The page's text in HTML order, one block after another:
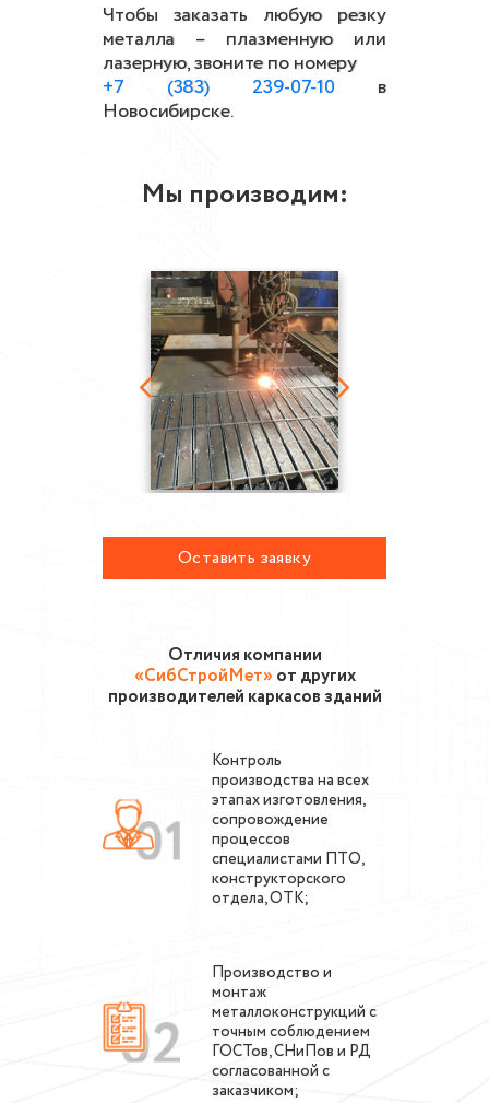
Чтобы заказать любую резку
металла – плазменную или
лазерную, звоните по номеру
+7 (383) 239-07-10 в
Новосибирске.
Мы производим:
Оставить заявку
Отличия компании
«СибСтройМет»от других
производителей каркасов зданий
Контроль
производства на всех
этапах изготовления,
сопровождение
процессов
специалистами ПТО,
конструкторского
отдела, ОТК;
Производство и
монтаж
металлоконструкций с
точным соблюдением
ГОСТов, СНиПов и РД
согласованной с
заказчиком;